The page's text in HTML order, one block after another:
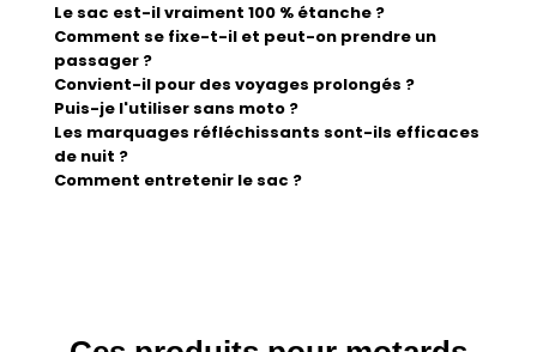
Le sac est-il vraiment 100 % étanche ?
Comment se fixe-t-il et peut-on prendre un
passager ?
Convient-il pour des voyages prolongés ?
Puis-je l'utiliser sans moto ?
Les marquages réfléchissants sont-ils efficaces
de nuit ?
Comment entretenir le sac ?